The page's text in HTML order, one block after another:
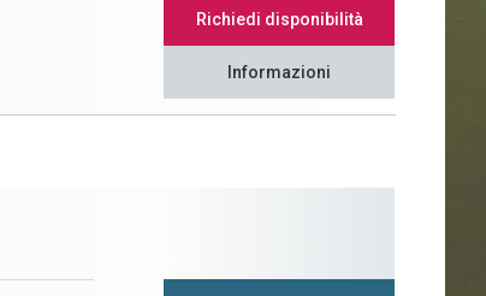
Richiedi disponibilità
Informazioni